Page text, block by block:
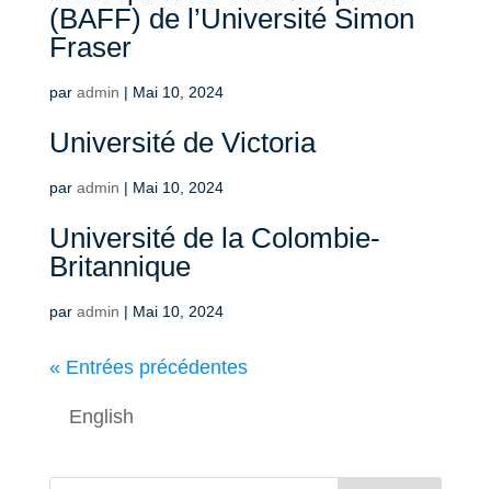
(BAFF) de l’Université Simon
Fraser
par admin | Mai 10, 2024
Université de Victoria
par admin | Mai 10, 2024
Université de la Colombie-
Britannique
par admin | Mai 10, 2024
« Entrées précédentes
English